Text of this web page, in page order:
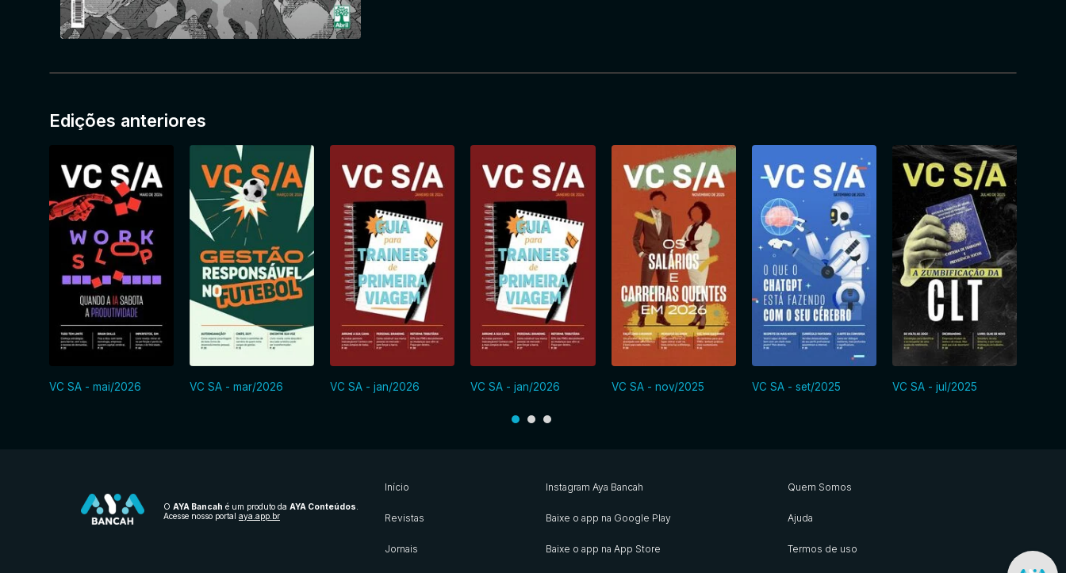
Edições anteriores
VC SA - mai/2026 VC SA - mar/2026 VC SA - jan/2026 VC SA - jan/2026 VC SA - nov/2025 VC SA - set/2025 VC SA - jul/2025
O AYA Bancah é um produto da AYA Conteúdos
Acesse nosso portal aya.app.br
Início
Revistas
Jornais
Instagram Aya Bancah
Baixe o app na Google Play
Baixe o app na App Store
Quem Somos
Ajuda
Termos de uso